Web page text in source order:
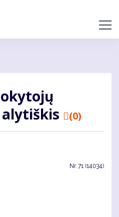
(0)
Nr. 71 (14034)